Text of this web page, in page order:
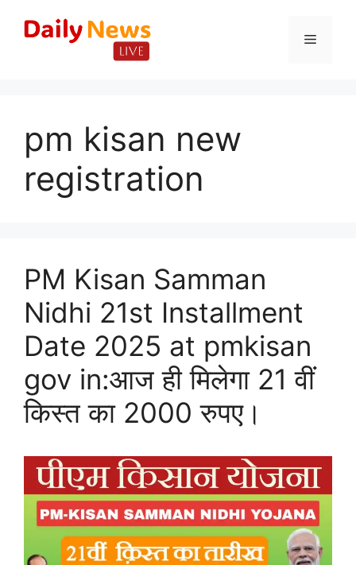
Menu
pm kisan new
registration
PM Kisan Samman
Nidhi 21st Installment
Date 2025 at pmkisan
gov in:आज ही मिलेगा 21 वीं
किस्त का 2000 रुपए।